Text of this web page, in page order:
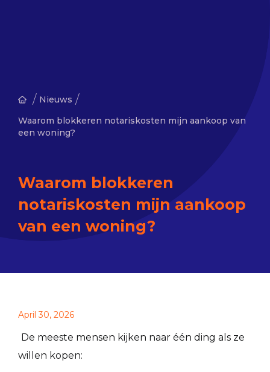
/ Nieuws /
Waarom blokkeren notariskosten mijn aankoop van
een woning?
Waarom blokkeren
notariskosten mijn aankoop
van een woning?
April 30, 2026
De meeste mensen kijken naar één ding als ze
willen kopen: